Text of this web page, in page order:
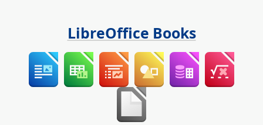
LibreOffice Books